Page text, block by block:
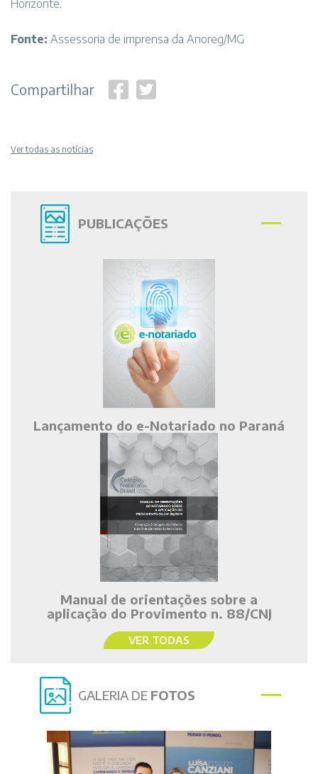
Horizonte.
Fonte: Assessoria de imprensa da Anoreg/MG
Compartilhar
Ver todas as notícias
PUBLICAÇÕES
Lançamento do e-Notariado no Paraná
Manual de orientações sobre a
aplicação do Provimento n. 88/CNJ
VER TODAS
GALERIA DE FOTOS